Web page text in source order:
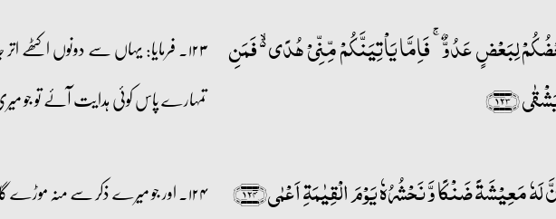
لِبَعۡضٍ عَدُوٌّ ۚ فَاِمَّا یَاۡتِیَنَّکُمۡ مِّنِّیۡ ہُدًی ۬ۙ فَمَنِ
۱۲۳۔ فرمایا: یہاں سے دونوں
تمہارے پاس کوئی ہدایت آئے تو جو
ضَنۡکًا وَّ نَحۡشُرُہٗ یَوۡمَ الۡقِیٰمَۃِ اَعۡمٰی﴿۱۲۴﴾
۱۲۴۔ اور جو میرے ذکر سے منہ